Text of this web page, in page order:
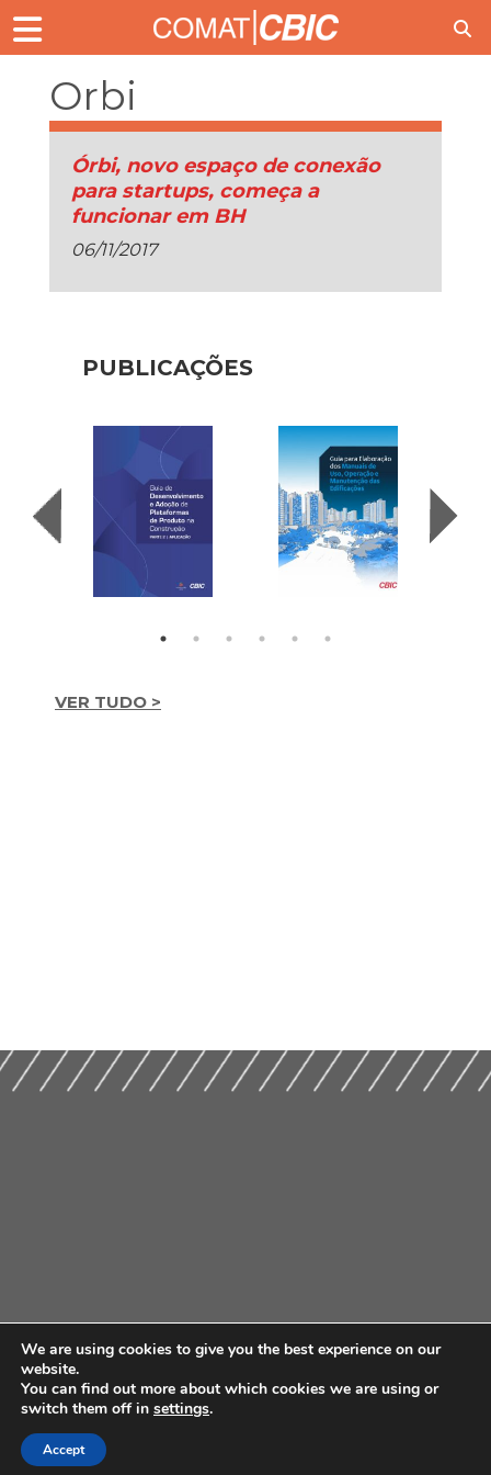
Orbi
Órbi, novo espaço de conexão
para startups, começa a
funcionar em BH
06/11/2017
PUBLICAÇÕES
VER TUDO >
We are using cookies to give you the best experience on our
website.
You can find out more about which cookies we are using or
switch them off in settings.
Accept